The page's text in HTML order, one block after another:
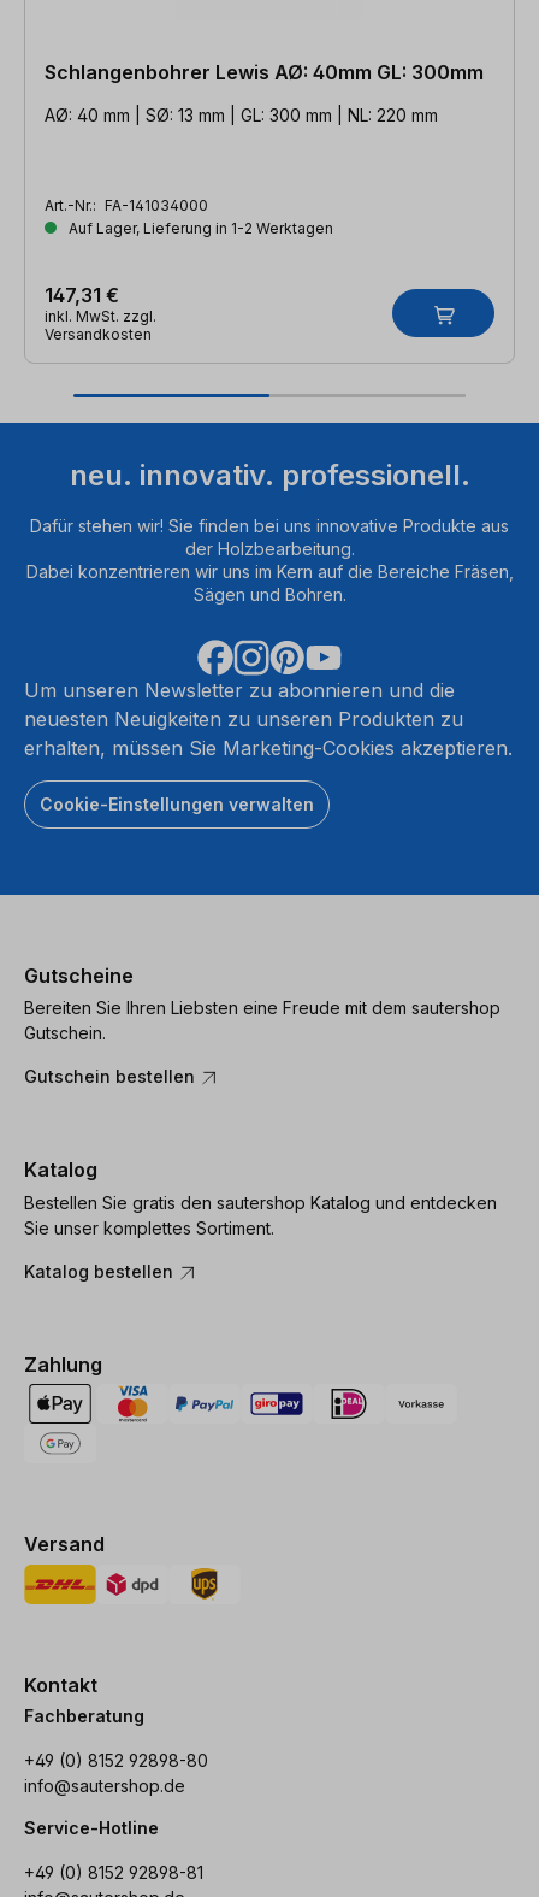
Schlangenbohrer Lewis AØ: 40mm GL: 300mm
AØ: 40 mm | SØ: 13 mm | GL: 300 mm | NL: 220 mm
Art.-Nr.: FA-141034000
Auf Lager, Lieferung in 1-2 Werktagen
147,31 €
inkl. MwSt. zzgl.
Versandkosten
neu. innovativ. professionell.
Dafür stehen wir! Sie finden bei uns innovative Produkte aus
der Holzbearbeitung.
Dabei konzentrieren wir uns im Kern auf die Bereiche Fräsen,
Sägen und Bohren.
Um unseren Newsletter zu abonnieren und die
neuesten Neuigkeiten zu unseren Produkten zu
erhalten, müssen Sie Marketing-Cookies akzeptieren.
Cookie-Einstellungen verwalten
Gutscheine
Bereiten Sie Ihren Liebsten eine Freude mit dem sautershop
Gutschein.
Gutschein bestellen
Katalog
Bestellen Sie gratis den sautershop Katalog und entdecken
Sie unser komplettes Sortiment.
Katalog bestellen
Zahlung
Versand
Kontakt
Fachberatung
+49 (0) 8152 92898-80
info@sautershop.de
Service-Hotline
+49 (0) 8152 92898-81